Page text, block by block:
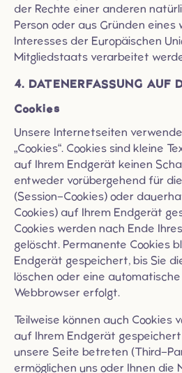
der Rechte einer anderen
Person oder aus Gründen
Interesses der Europäischen
Mitgliedstaats verarbeitet
4. DATENERFASSUNG AUF
Cookies
Unsere Internetseiten
„Cookies“. Cookies sind kleine
auf Ihrem Endgerät keinen
entweder vorübergehend für
(Session-Cookies) oder
Cookies) auf Ihrem Endgerät
Cookies werden nach Ende
gelöscht. Permanente Cookies
Endgerät gespeichert, bis Sie
löschen oder eine automatische
Webbrowser erfolgt.
Teilweise können auch Cookies
auf Ihrem Endgerät
unsere Seite betreten (Third-
ermöglichen uns oder Ihnen die